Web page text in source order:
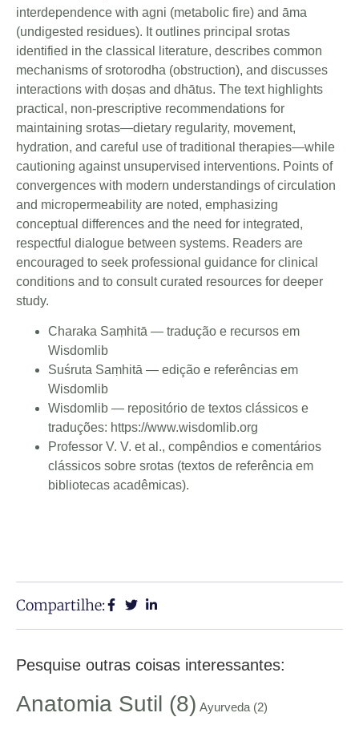
interdependence with agni (metabolic fire) and āma
(undigested residues). It outlines principal srotas
identified in the classical literature, describes common
mechanisms of srotorodha (obstruction), and discusses
interactions with doṣas and dhātus. The text highlights
practical, non-prescriptive recommendations for
maintaining srotas—dietary regularity, movement,
hydration, and careful use of traditional therapies—while
cautioning against unsupervised interventions. Points of
convergences with modern understandings of circulation
and micropermeability are noted, emphasizing
conceptual differences and the need for integrated,
respectful dialogue between systems. Readers are
encouraged to seek professional guidance for clinical
conditions and to consult curated resources for deeper
study.
Charaka Saṃhitā — tradução e recursos em
Wisdomlib
Suśruta Saṃhitā — edição e referências em
Wisdomlib
Wisdomlib — repositório de textos clássicos e
traduções: https://www.wisdomlib.org
Professor V. V. et al., compêndios e comentários
clássicos sobre srotas (textos de referência em
bibliotecas acadêmicas).
Compartilhe:
Pesquise outras coisas interessantes:
Anatomia Sutil (8) Ayurveda (2)